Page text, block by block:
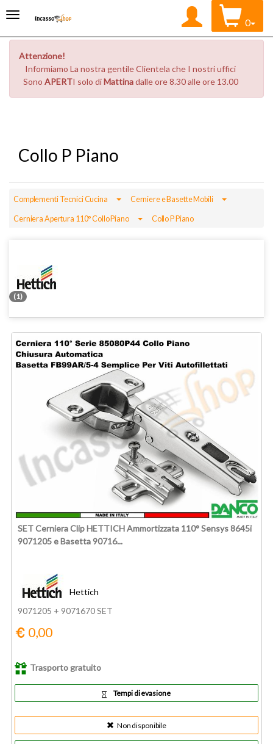
0
Attenzione!
Informiamo La nostra gentile Clientela che I nostri uffici
Sono APERTI solo diMattinadalle ore 8.30 alle ore 13.00
Collo P Piano
Complementi Tecnici Cucina Toggle Dropdown
Cerniere e Basette Mobili Toggle
Cerniera Apertura 110° Collo Piano Toggle Dropdown
Collo P Piano
(1)
SET Cerniera Clip HETTICH Ammortizzata 110° Sensys 8645i
9071205 e Basetta 90716...
Hettich
9071205 + 9071670 SET
0,00
Trasporto gratuito
Tempi di evasione
Non disponibile